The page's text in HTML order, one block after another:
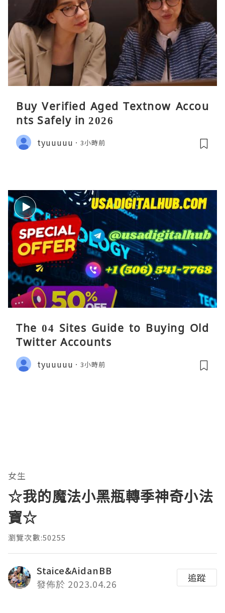
Buy Verified Aged Textnow Accou
nts Safely in 2026
tyuuuuu 3小時前
The 04 Sites Guide to Buying Old
Twitter Accounts
tyuuuuu 3小時前
女生
☆我的魔法小黑瓶轉季神奇小法
寶☆
瀏覽次數:50255
Staice&AidanBB
發佈於 2023.04.26
追蹤